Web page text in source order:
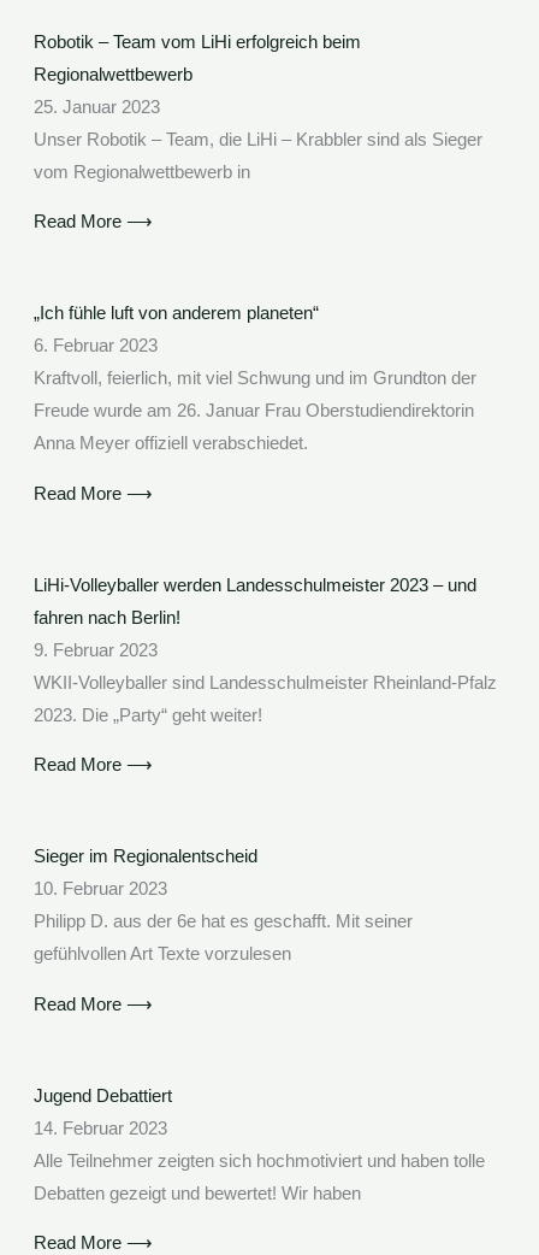
Robotik – Team vom LiHi erfolgreich beim
Regionalwettbewerb
25. Januar 2023
Unser Robotik – Team, die LiHi – Krabbler sind als Sieger
vom Regionalwettbewerb in
Read More ⟶
„Ich fühle luft von anderem planeten“
6. Februar 2023
Kraftvoll, feierlich, mit viel Schwung und im Grundton der
Freude wurde am 26. Januar Frau Oberstudiendirektorin
Anna Meyer offiziell verabschiedet.
Read More ⟶
LiHi-Volleyballer werden Landesschulmeister 2023 – und
fahren nach Berlin!
9. Februar 2023
WKII-Volleyballer sind Landesschulmeister Rheinland-Pfalz
2023. Die „Party“ geht weiter!
Read More ⟶
Sieger im Regionalentscheid
10. Februar 2023
Philipp D. aus der 6e hat es geschafft. Mit seiner
gefühlvollen Art Texte vorzulesen
Read More ⟶
Jugend Debattiert
14. Februar 2023
Alle Teilnehmer zeigten sich hochmotiviert und haben tolle
Debatten gezeigt und bewertet! Wir haben
Read More ⟶